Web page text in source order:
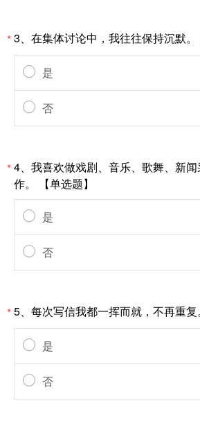
*3、在集体讨论中，我往往保持沉默。
是
否
*4、我喜欢做戏剧、音乐、歌舞、新
作。 【单选题】
是
否
*5、每次写信我都一挥而就，不再重复
是
否